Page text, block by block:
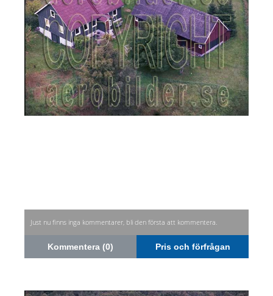
Just nu finns inga kommentarer, bli den första att kommentera.
Kommentera (0) Pris och förfrågan